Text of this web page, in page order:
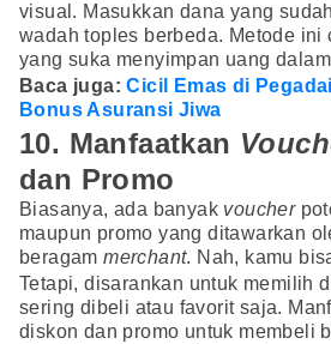
visual. Masukkan dana yang
wadah toples berbeda. Metode ini
yang suka menyimpan uang
Baca juga:Cicil Emas di
Bonus Asuransi Jiwa
10. Manfaatkan
dan Promo
Biasanya, ada banyak voucher
maupun promo yang ditawarkan
beragammerchant. Nah, kamu
Tetapi, disarankan untuk memilih
sering dibeli atau favorit saja.
diskon dan promo untuk membeli